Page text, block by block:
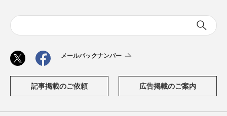
メールバックナンバー
記事掲載のご依頼 広告掲載のご案内